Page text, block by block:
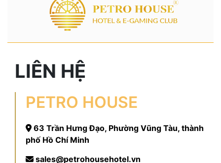
LIÊN HỆ
PETRO HOUSE
63 Trần Hưng Đạo, Phường Vũng Tàu, thành
phố Hồ Chí Minh
sales@petrohousehotel.vn